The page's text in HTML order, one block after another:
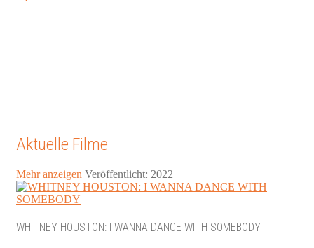
Aktuelle Filme
Mehr anzeigen Veröffentlicht: 2022
WHITNEY HOUSTON: I WANNA DANCE WITH SOMEBODY